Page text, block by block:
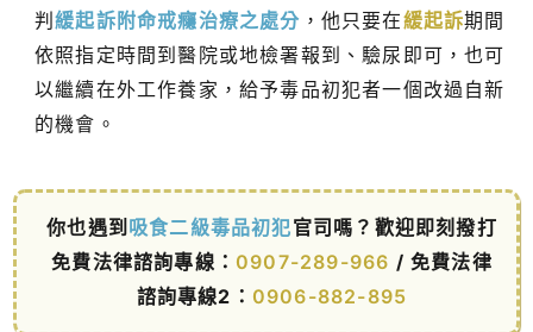
判緩起訴附命戒癮治療之處分 ，他只要在緩起訴期間
依照指定時間到醫院或地檢署報到、驗尿即可，也可
以繼續在外工作養家，給予毒品初犯者一個改過自新
的機會。
你也遇到 吸食二級毒品初犯官司嗎？歡迎即刻撥打
免費法律諮詢專線： 0907-289-966 / 免費法律
諮詢專線2： 0906-882-895